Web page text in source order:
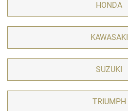
HONDA
KAWASAKI
SUZUKI
TRIUMPH